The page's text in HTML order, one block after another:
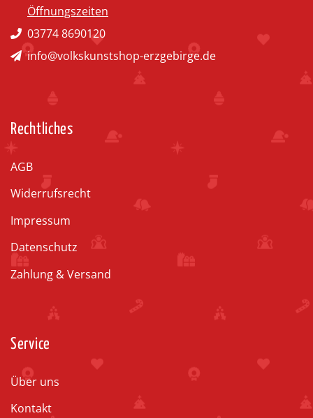
Öffnungszeiten
03774 8690120
info@volkskunstshop-erzgebirge.de
Rechtliches
AGB
Widerrufsrecht
Impressum
Datenschutz
Zahlung & Versand
Service
Über uns
Kontakt